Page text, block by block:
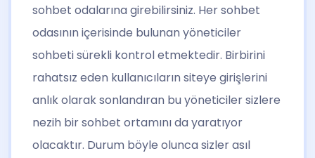
sohbet odalarına girebilirsiniz. Her sohbet
odasının içerisinde bulunan yöneticiler
sohbeti sürekli kontrol etmektedir. Birbirini
rahatsız eden kullanıcıların siteye girişlerini
anlık olarak sonlandıran bu yöneticiler sizlere
nezih bir sohbet ortamını da yaratıyor
olacaktır. Durum böyle olunca sizler asıl